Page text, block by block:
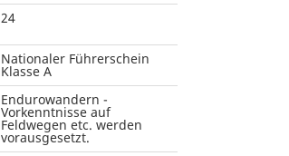
24
Nationaler Führerschein
Klasse A
Endurowandern -
Vorkenntnisse auf
Feldwegen etc. werden
vorausgesetzt.